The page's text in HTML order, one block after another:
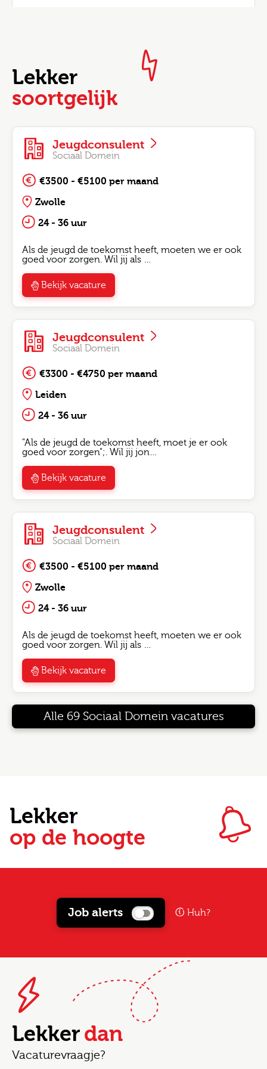
Lekker
soortgelijk
Jeugdconsulent
Sociaal Domein
€3500 - €5100 per maand
Zwolle
24 - 36 uur
Als de jeugd de toekomst heeft, moeten we er ook
goed voor zorgen. Wil jij als …
Bekijk vacature
Jeugdconsulent
Sociaal Domein
€3300 - €4750 per maand
Leiden
24 - 36 uur
"Als de jeugd de toekomst heeft, moet je er ook
goed voor zorgen";. Wil jij jon…
Bekijk vacature
Jeugdconsulent
Sociaal Domein
€3500 - €5100 per maand
Zwolle
24 - 36 uur
Als de jeugd de toekomst heeft, moeten we er ook
goed voor zorgen. Wil jij als …
Bekijk vacature
Alle 69 Sociaal Domein vacatures
Lekker
op de hoogte
Job alerts Huh?
Lekkerdan
Vacaturevraagje?